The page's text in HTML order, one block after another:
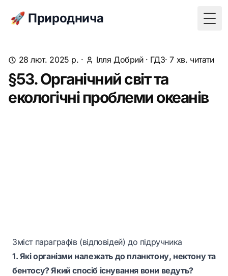
🚀 Природнича
28 лют. 2025 р. · Ілля Добрий· ГДЗ· 7 хв. читати
§53. Органічний світ та
екологічні проблеми океанів
Зміст параграфів (відповідей) до підручника
1. Які організми належать до планктону, нектону та
бентосу? Який спосіб існування вони ведуть?